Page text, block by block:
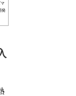
マ
発